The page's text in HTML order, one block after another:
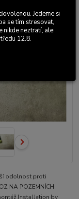
odolnost proti
NA POZEMNÍCH
by
Jedeme si
se tím stresovat,
nikde neztratí, ale
12.8.